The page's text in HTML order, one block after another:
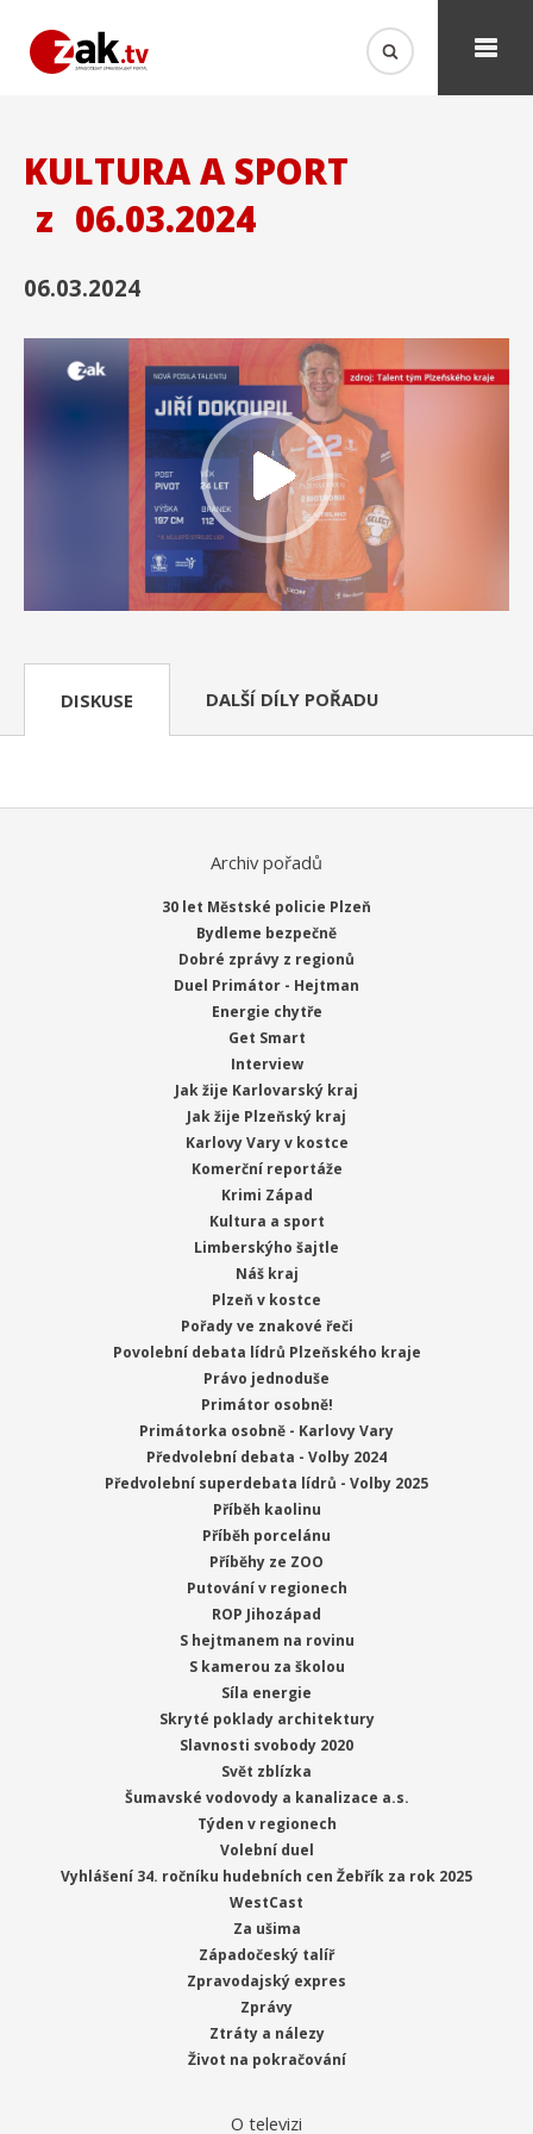
KULTURA A SPORT
z 06.03.2024
06.03.2024
DISKUSE DALŠÍ DÍLY POŘADU
Archiv pořadů
30 let Městské policie Plzeň
Bydleme bezpečně
Dobré zprávy z regionů
Duel Primátor - Hejtman
Energie chytře
Get Smart
Interview
Jak žije Karlovarský kraj
Jak žije Plzeňský kraj
Karlovy Vary v kostce
Komerční reportáže
Krimi Západ
Kultura a sport
Limberskýho šajtle
Náš kraj
Plzeň v kostce
Pořady ve znakové řeči
Povolební debata lídrů Plzeňského kraje
Právo jednoduše
Primátor osobně!
Primátorka osobně - Karlovy Vary
Předvolební debata - Volby 2024
Předvolební superdebata lídrů - Volby 2025
Příběh kaolinu
Příběh porcelánu
Příběhy ze ZOO
Putování v regionech
ROP Jihozápad
S hejtmanem na rovinu
S kamerou za školou
Síla energie
Skryté poklady architektury
Slavnosti svobody 2020
Svět zblízka
Šumavské vodovody a kanalizace a.s.
Týden v regionech
Volební duel
Vyhlášení 34. ročníku hudebních cen Žebřík za rok 2025
WestCast
Za ušima
Západočeský talíř
Zpravodajský expres
Zprávy
Ztráty a nálezy
Život na pokračování
O televizi